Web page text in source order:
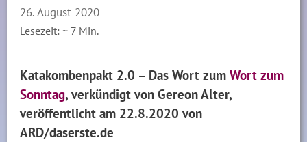
26. August 2020
Lesezeit: ~ 7 Min.
Katakombenpakt 2.0 – Das Wort zumWort zum
Sonntag, verkündigt von Gereon Alter,
veröffentlicht am 22.8.2020 von
ARD/daserste.de